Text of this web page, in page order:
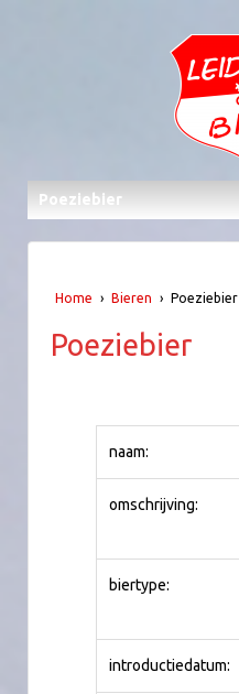
Poeziebier
Home › Bieren › Poeziebier
Poeziebier
naam:
omschrijving:
biertype:
introductiedatum: